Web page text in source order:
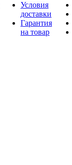
Условия
доставки
Гарантия
на товар